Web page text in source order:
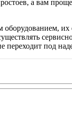
а вам
переходит под